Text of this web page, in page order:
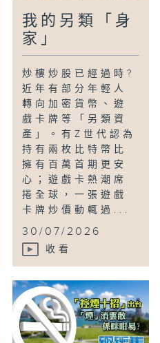
我的另類「身
家」
炒樓炒股已經過時?
近年有部分年輕人
轉向加密貨幣、遊
戲卡牌等「另類資
產」。有Z世代認為
持有兩枚比特幣比
擁有百萬首期更安
心；遊戲卡熱潮席
捲全球，一張遊戲
卡牌炒價動輒過...
30/07/2026
收看